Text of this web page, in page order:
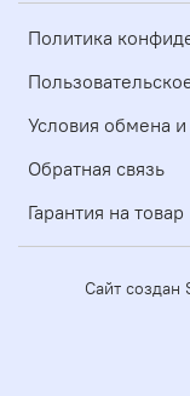
Политика
Условия обмена и
Обратная связь
Гарантия на товар
Сайт создан